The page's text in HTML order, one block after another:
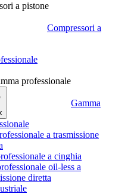
a pistone
Compressori a
professionale
Gamma
a trasmissione
a cinghia
oil-less a
diretta